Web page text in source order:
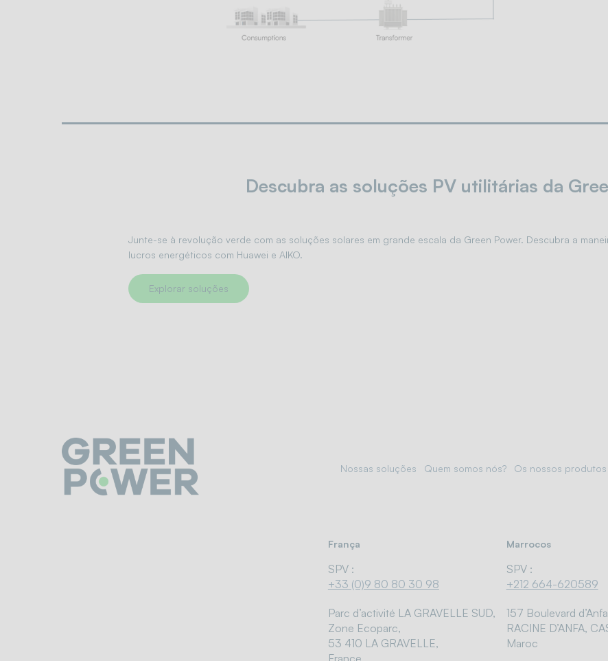
Descubra as soluções PV utilitárias da
Junte-se à revolução verde com as soluções solares em grande escala da Green Power. Descubra a
lucros energéticos com Huawei e AIKO.
Explorar soluções
Nossas soluções Quem somos nós? Os nossos produtos
França
SPV :
+33 (0)9 80 80 30 98
Parc d’activité LA GRAVELLE SUD,
Zone Ecoparc,
53 410 LA GRAVELLE,
France
Marrocos
SPV :
+212 664-620589
157 Boulevard
RACINE D’ANFA,
Maroc